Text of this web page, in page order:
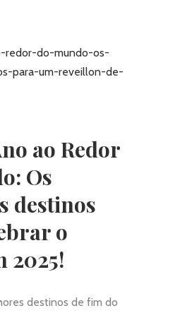
ao Redor
Os
destinos
o
2025!
destinos de fim do